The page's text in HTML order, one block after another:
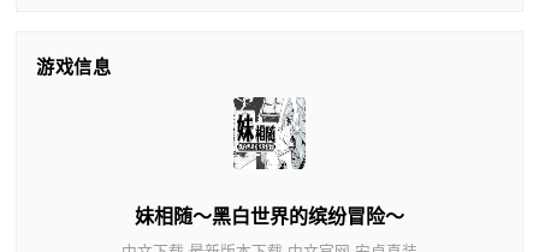
游戏信息
妹相随～黑白世界的缤纷冒险～